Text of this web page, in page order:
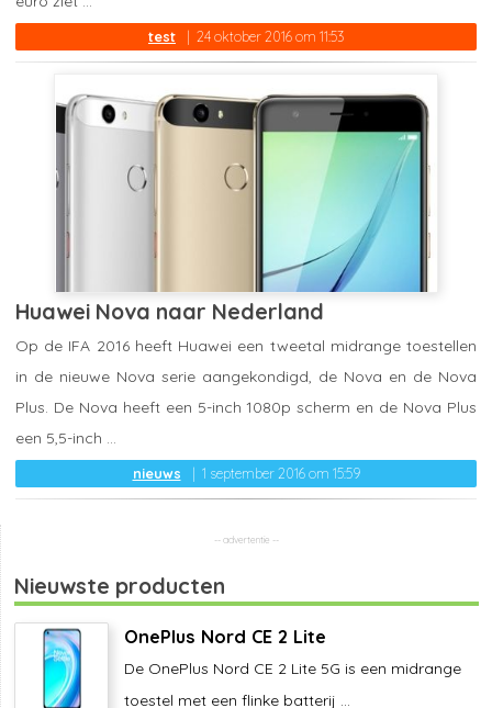
test 24 oktober 2016 om 11:53
Huawei Nova naar Nederland
nieuws 1 september 2016 om 15:59
Op de IFA 2016 heeft Huawei een tweetal midrange toestellen
in de nieuwe Nova serie aangekondigd, de Nova en de Nova
Plus. De Nova heeft een 5-inch 1080p scherm en de Nova Plus
een 5,5-inch ...
Nieuwste producten
OnePlus Nord CE 2 Lite
De OnePlus Nord CE 2 Lite 5G is een midrange
toestel met een flinke batterij ...